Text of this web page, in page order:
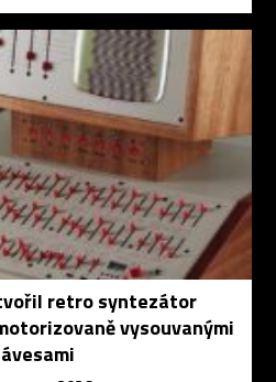
retro syntezátor
vysouvanými